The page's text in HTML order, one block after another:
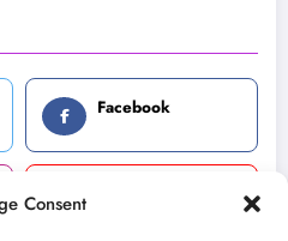
Consent
Facebook